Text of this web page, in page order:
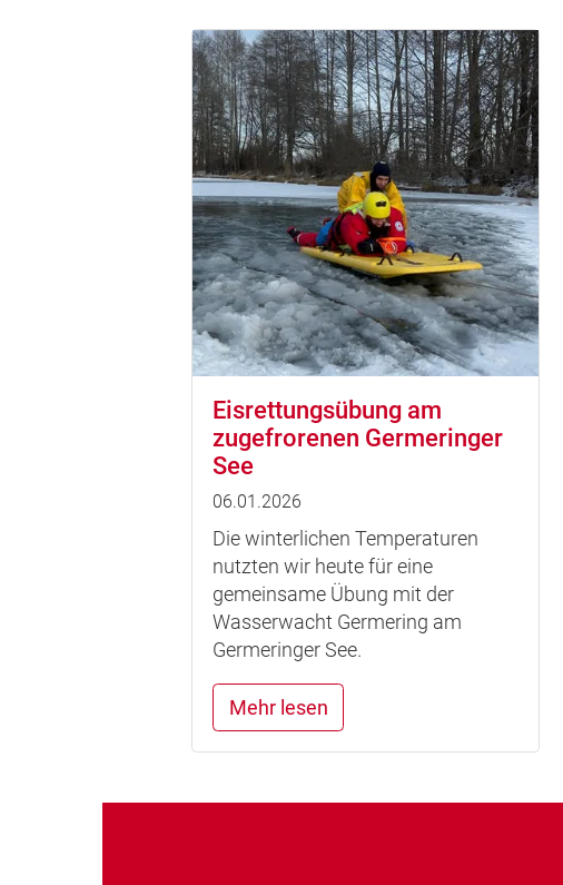
Eisrettungsübung am
zugefrorenen Germeringer
See
06.01.2026
Die winterlichen Temperaturen
nutzten wir heute für eine
gemeinsame Übung mit der
Wasserwacht Germering am
Germeringer See.
Mehr lesen